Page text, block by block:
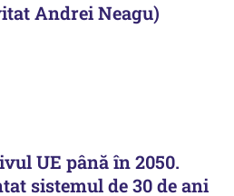
Andrei Neagu)
UE până în 2050.
sistemul de 30 de ani